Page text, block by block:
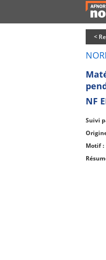
<
NF
Suivi
Motif :